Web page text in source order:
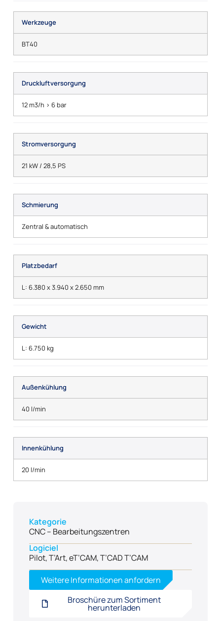
Werkzeuge
BT40
Druckluftversorgung
12 m3/h > 6 bar
Stromversorgung
21 kW / 28,5 PS
Schmierung
Zentral & automatisch
Platzbedarf
L: 6.380 x 3.940 x 2.650 mm
Gewicht
L: 6.750 kg
Außenkühlung
40 l/min
Innenkühlung
20 l/min
Kategorie
CNC – Bearbeitungszentren
Logiciel
Pilot, T’Art, eT’CAM, T’CAD T’CAM
Weitere Informationen anfordern
Broschüre zum Sortiment
herunterladen